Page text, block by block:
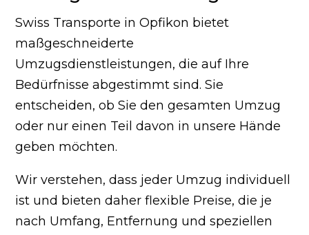
Swiss Transporte in Opfikon bietet
maßgeschneiderte
Umzugsdienstleistungen, die auf Ihre
Bedürfnisse abgestimmt sind. Sie
entscheiden, ob Sie den gesamten Umzug
oder nur einen Teil davon in unsere Hände
geben möchten.
Wir verstehen, dass jeder Umzug individuell
ist und bieten daher flexible Preise, die je
nach Umfang, Entfernung und speziellen